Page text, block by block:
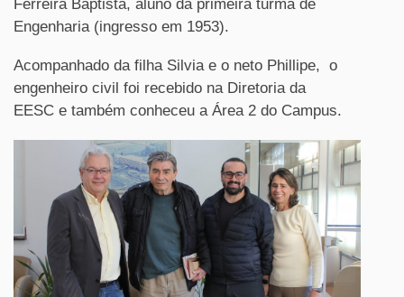
Ferreira Baptista, aluno da primeira turma de
Engenharia (ingresso em 1953).
Acompanhado da filha Silvia e o neto Phillipe, o
engenheiro civil foi recebido na Diretoria da
EESC e também conheceu a Área 2 do Campus.